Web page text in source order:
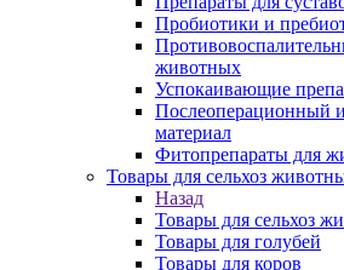
Пробиотики и
животных
Успокаивающие
Послеоперационный
материал
Фитопрепараты для
Товары для сельхоз
Назад
Товары для сельхоз
Товары для голубей
Товары для коров